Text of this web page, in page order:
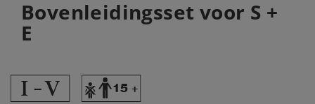
Bovenleidingsset voor S +
E
6 Y